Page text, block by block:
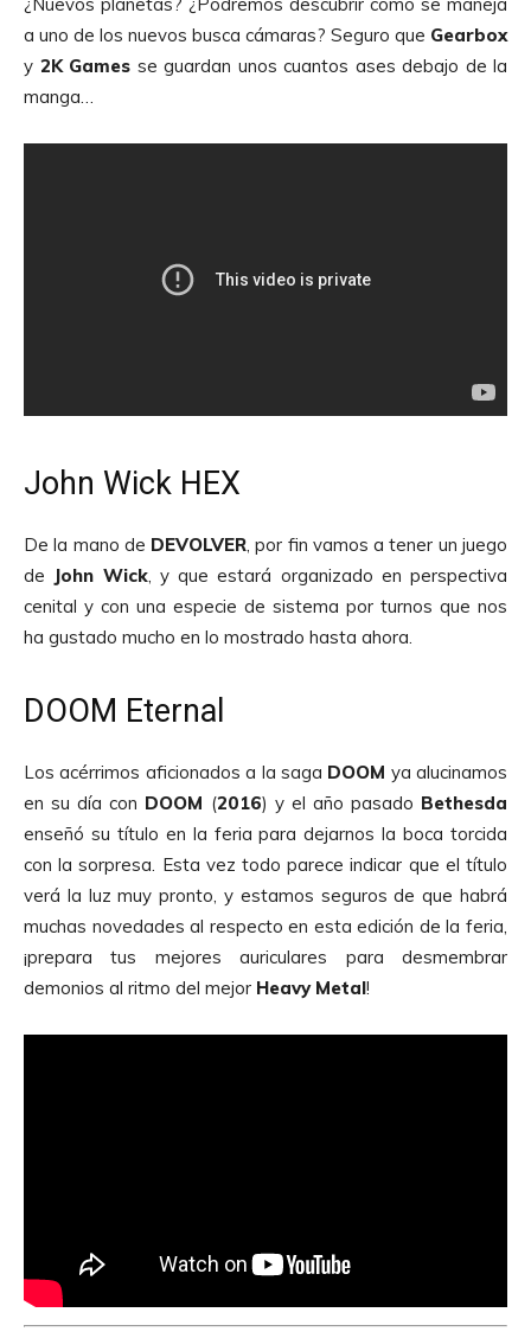
a uno de los nuevos busca cámaras? Seguro que Gearbox
y 2K Games se guardan unos cuantos ases debajo de la
manga…
John Wick HEX
De la mano de DEVOLVER , por fin vamos a tener un juego
de John Wick, y que estará organizado en perspectiva
cenital y con una especie de sistema por turnos que nos
ha gustado mucho en lo mostrado hasta ahora.
DOOM Eternal
Los acérrimos aficionados a la saga DOOM ya alucinamos
en su día con DOOM (2016) y el año pasado Bethesda
enseñó su título en la feria para dejarnos la boca torcida
con la sorpresa. Esta vez todo parece indicar que el título
verá la luz muy pronto, y estamos seguros de que habrá
muchas novedades al respecto en esta edición de la feria,
¡prepara tus mejores auriculares para desmembrar
demonios al ritmo del mejor Heavy Metal!